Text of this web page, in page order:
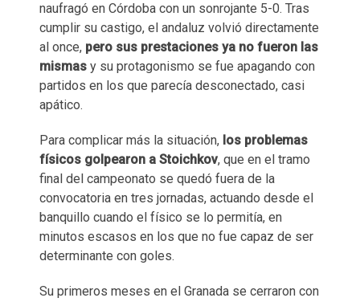
naufragó en Córdoba con un sonrojante 5-0. Tras
cumplir su castigo, el andaluz volvió directamente
al once, pero sus prestaciones ya no fueron las
mismas y su protagonismo se fue apagando con
partidos en los que parecía desconectado, casi
apático.
Para complicar más la situación, los problemas
físicos golpearon a Stoichkov, que en el tramo
final del campeonato se quedó fuera de la
convocatoria en tres jornadas, actuando desde el
banquillo cuando el físico se lo permitía, en
minutos escasos en los que no fue capaz de ser
determinante con goles.
Su primeros meses en el Granada se cerraron con